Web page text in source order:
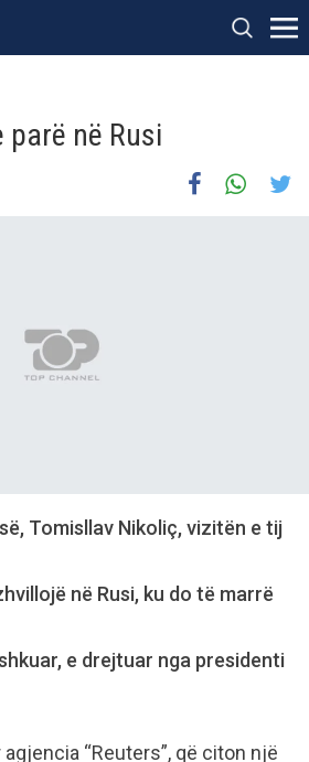
në Rusi
Tomisllav Nikoliç, vizitën e tij
në Rusi, ku do të marrë
e drejtuar nga presidenti
“Reuters”, që citon një